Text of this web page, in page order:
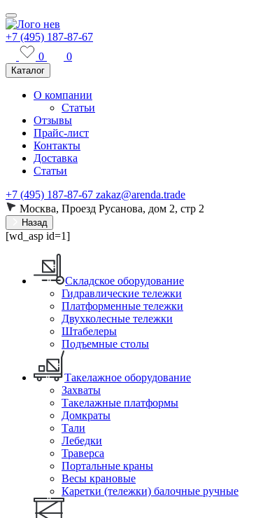
+7 (495) 187-87-67
0
0
Каталог
О компании
Статьи
Отзывы
Прайс-лист
Контакты
Доставка
Статьи
+7 (495) 187-87-67 zakaz@arenda.trade
Москва, Проезд Русанова, дом 2, стр 2
Назад
[wd_asp id=1]
Складское оборудование
Гидравлические тележки
Платформенные тележки
Двухколесные тележки
Штабелеры
Подъемные столы
Такелажное оборудование
Захваты
Такелажные платформы
Домкраты
Тали
Лебедки
Траверса
Портальные краны
Весы крановые
Каретки (тележки) балочные ручные